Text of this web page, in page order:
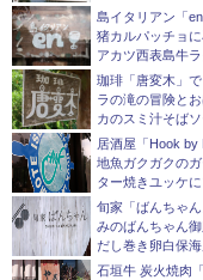
島イタリアン「
猪カルパッチョ
アカツ西表島牛
珈琲「唐変木」
ラの滝の冒険と
カのスミ汁そば
居酒屋「Hook by
地魚ガクガクの
ター焼きユッケ
旬家「ばんちゃ
みのばんちゃん
だし巻き卵白保
石垣牛 炭火焼肉